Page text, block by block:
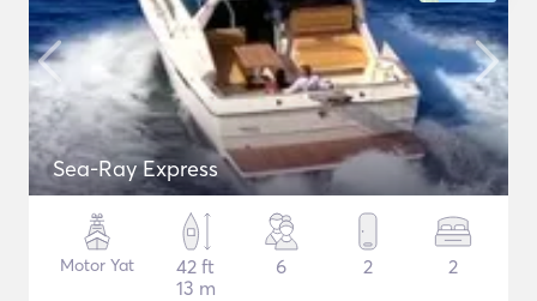
Sea-Ray Express
Motor Yat
42 ft
13 m
6 2 2